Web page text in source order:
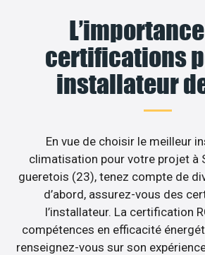
certifications
installateur
En vue de choisir le meilleur
climatisation pour votre projet à
gueretois (23), tenez compte de
d’abord, assurez-vous des
l’installateur. La certification
compétences en efficacité
renseignez-vous sur son